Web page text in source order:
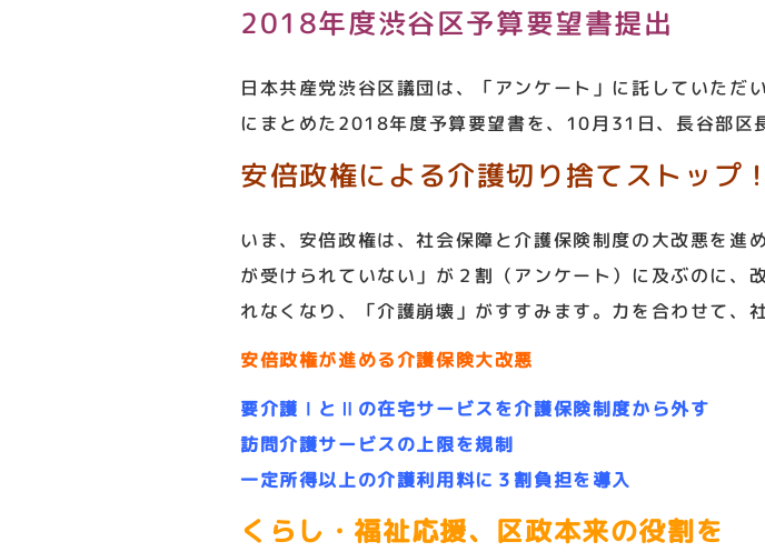
2018年度渋谷区予算要望書提出
日本共産党渋谷区議団は、「アンケート」に託していた
にまとめた2018年度予算要望書を、10月31日、長谷部区
安倍政権による介護切り捨てストップ！
いま、安倍政権は、社会保障と介護保険制度の大改悪を進
が受けられていない」が２割（アンケート）に及ぶのに、
れなくなり、「介護崩壊」がすすみます。力を合わせて、
安倍政権が進める介護保険大改悪
要介護ⅠとⅡの在宅サービスを介護保険制度から外す
訪問介護サービスの上限を規制
一定所得以上の介護利用料に３割負担を導入
くらし・福祉応援、区政本来の役割を